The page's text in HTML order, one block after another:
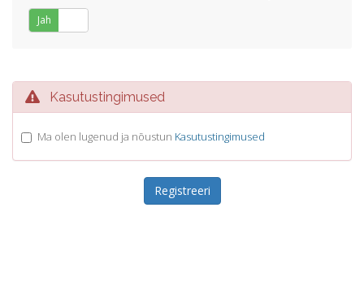
Jah
Kasutustingimused
Ma olen lugenud ja nõustun Kasutustingimused